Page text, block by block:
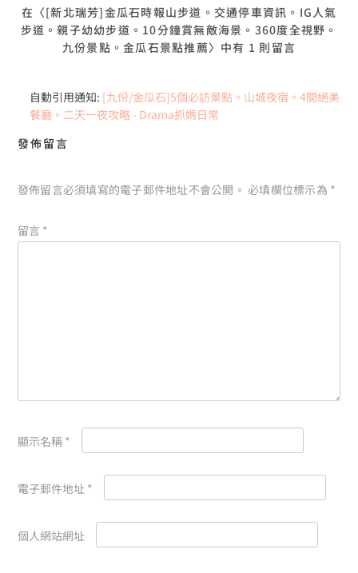
在〈[新北瑞芳]金瓜石時報山步道。交通停車資訊。IG人氣
步道。親子幼幼步道。10分鐘賞無敵海景。360度全視野。
九份景點。金瓜石景點推薦〉中有 1 則留言
自動引用通知: [九份/金瓜石]5個必訪景點。山城夜宿。4間絕美
餐廳。二天一夜攻略 - Drama抓媽日常
發佈留言
發佈留言必須填寫的電子郵件地址不會公開。 必填欄位標示為 *
留言 *
顯示名稱 *
電子郵件地址 *
個人網站網址